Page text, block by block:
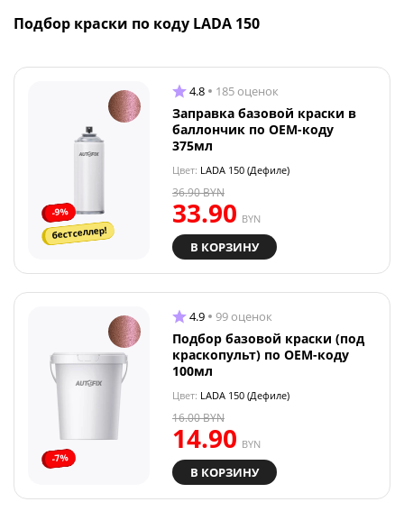
Подбор краски по коду LADA 150
-9%
бестселлер!
4.8 185 оценок
Заправка базовой краски в
баллончик по OEM-коду
375мл
Цвет: LADA 150 (Дефиле)
33.90 BYN
36.90BYN
В КОРЗИНУ
-7%
4.9 99 оценок
Подбор базовой краски (под
краскопульт) по OEM-коду
100мл
Цвет: LADA 150 (Дефиле)
14.90 BYN
16.00BYN
В КОРЗИНУ